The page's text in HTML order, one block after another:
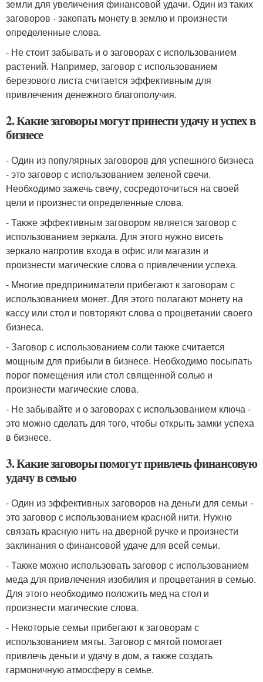
земли для увеличения финансовой удачи. Один из таких
заговоров - закопать монету в землю и произнести
определенные слова.
- Не стоит забывать и о заговорах с использованием
растений. Например, заговор с использованием
березового листа считается эффективным для
привлечения денежного благополучия.
2. Какие заговоры могут принести удачу и успех в
бизнесе
- Один из популярных заговоров для успешного бизнеса
- это заговор с использованием зеленой свечи.
Необходимо зажечь свечу, сосредоточиться на своей
цели и произнести определенные слова.
- Также эффективным заговором является заговор с
использованием зеркала. Для этого нужно висеть
зеркало напротив входа в офис или магазин и
произнести магические слова о привлечении успеха.
- Многие предприниматели прибегают к заговорам с
использованием монет. Для этого полагают монету на
кассу или стол и повторяют слова о процветании своего
бизнеса.
- Заговор с использованием соли также считается
мощным для прибыли в бизнесе. Необходимо посыпать
порог помещения или стол священной солью и
произнести магические слова.
- Не забывайте и о заговорах с использованием ключа -
это можно сделать для того, чтобы открыть замки успеха
в бизнесе.
3. Какие заговоры помогут привлечь финансовую
удачу в семью
- Один из эффективных заговоров на деньги для семьи -
это заговор с использованием красной нити. Нужно
связать красную нить на дверной ручке и произнести
заклинания о финансовой удаче для всей семьи.
- Также можно использовать заговор с использованием
меда для привлечения изобилия и процветания в семью.
Для этого необходимо положить мед на стол и
произнести магические слова.
- Некоторые семьи прибегают к заговорам с
использованием мяты. Заговор с мятой помогает
привлечь деньги и удачу в дом, а также создать
гармоничную атмосферу в семье.